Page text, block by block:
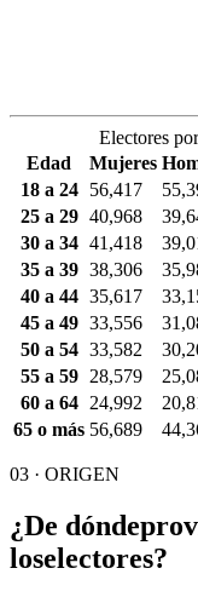
Electores
Edad
Mujeres
18 a 24
56,417
25 a 29 40,968
30 a 34 41,418
35 a 39 38,306
40 a 44 35,617
45 a 49 33,556
50 a 54 33,582
55 a 59
28,579
60 a 64
24,992
65 o más 56,689
03 · ORIGEN
¿De dónde
loselectores?